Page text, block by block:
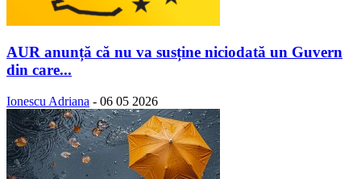
AUR anunță că nu va susține niciodată un Guvern
din care...
Ionescu Adriana - 06 05 2026